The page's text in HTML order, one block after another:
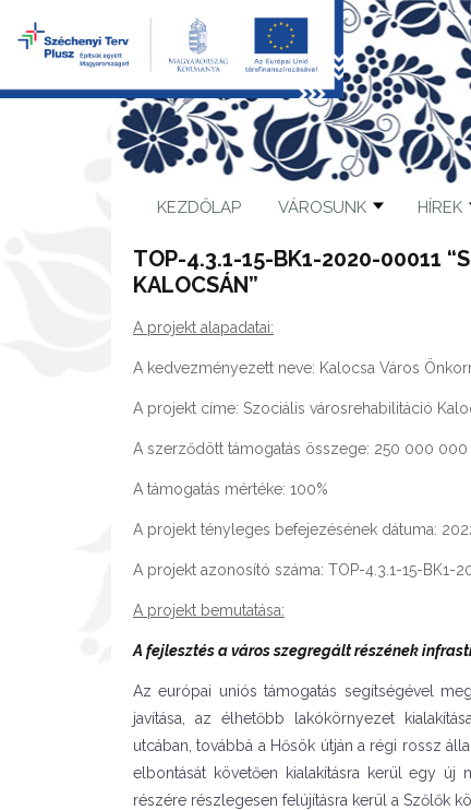
KEZDŐLAP VÁROSUNK HÍREK
TOP-4.3.1-15-BK1-2020-00011
KALOCSÁN”
A projekt alapadatai:
A kedvezményezett neve: Kalocsa Város
A projekt címe: Szociális városrehabilitáció
A szerződött támogatás összege: 250 000 000
A támogatás mértéke: 100%
A projekt tényleges befejezésének dátuma:
A projekt azonosító száma: TOP-4.3.1-15-BK1-
A projekt bemutatása:
A fejlesztés a város szegregált részének
Az európai uniós támogatás segítségével
javítása, az élhetőbb lakókörnyezet
utcában, továbbá a Hősök útján a régi rossz
elbontását követően kialakításra kerül egy új
részére részlegesen felújításra kerül a Szőlők